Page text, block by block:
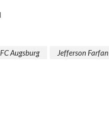
FC Augsburg Jefferson Farfan